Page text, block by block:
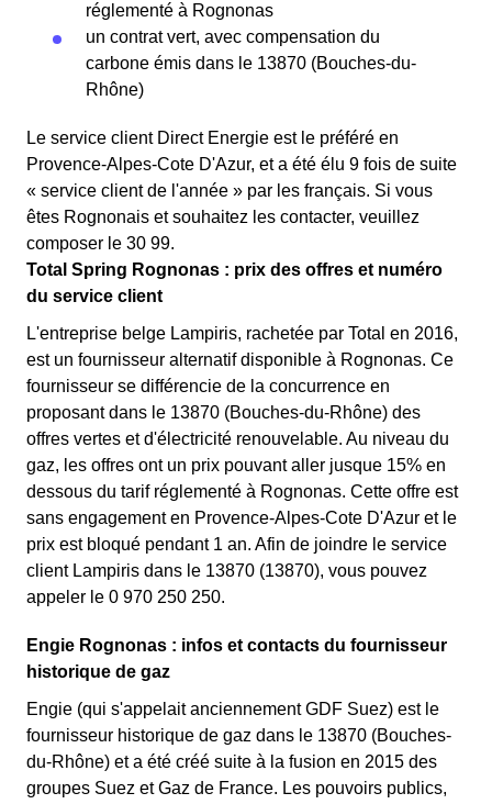
réglementé à Rognonas
un contrat vert, avec compensation du
carbone émis dans le 13870 (Bouches-du-
Rhône)
Le service client Direct Energie est le préféré en
Provence-Alpes-Cote D'Azur, et a été élu 9 fois de suite
« service client de l'année » par les français. Si vous
êtes Rognonais et souhaitez les contacter, veuillez
composer le 30 99.
Total Spring Rognonas : prix des offres et numéro
du service client
L'entreprise belge Lampiris, rachetée par Total en 2016,
est un fournisseur alternatif disponible à Rognonas. Ce
fournisseur se différencie de la concurrence en
proposant dans le 13870 (Bouches-du-Rhône) des
offres vertes et d'électricité renouvelable. Au niveau du
gaz, les offres ont un prix pouvant aller jusque 15% en
dessous du tarif réglementé à Rognonas. Cette offre est
sans engagement en Provence-Alpes-Cote D'Azur et le
prix est bloqué pendant 1 an. Afin de joindre le service
client Lampiris dans le 13870 (13870), vous pouvez
appeler le 0 970 250 250.
Engie Rognonas : infos et contacts du fournisseur
historique de gaz
Engie (qui s'appelait anciennement GDF Suez) est le
fournisseur historique de gaz dans le 13870 (Bouches-
du-Rhône) et a été créé suite à la fusion en 2015 des
groupes Suez et Gaz de France. Les pouvoirs publics,